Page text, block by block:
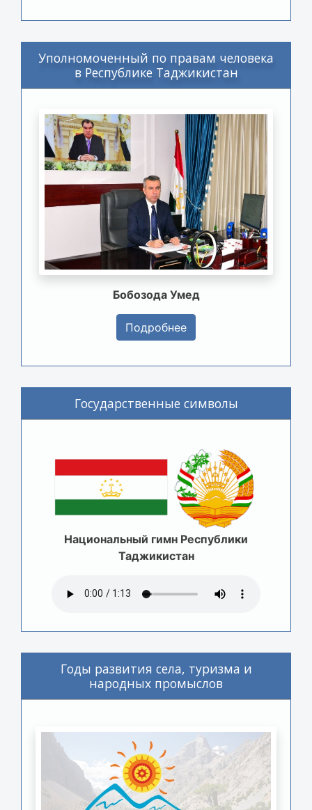
Уполномоченный по правам человека
в Республике Таджикистан
Бобозода Умед
Подробнее
Государственные символы
Национальный гимн Республики
Таджикистан
Годы развития села, туризма и
народных промыслов